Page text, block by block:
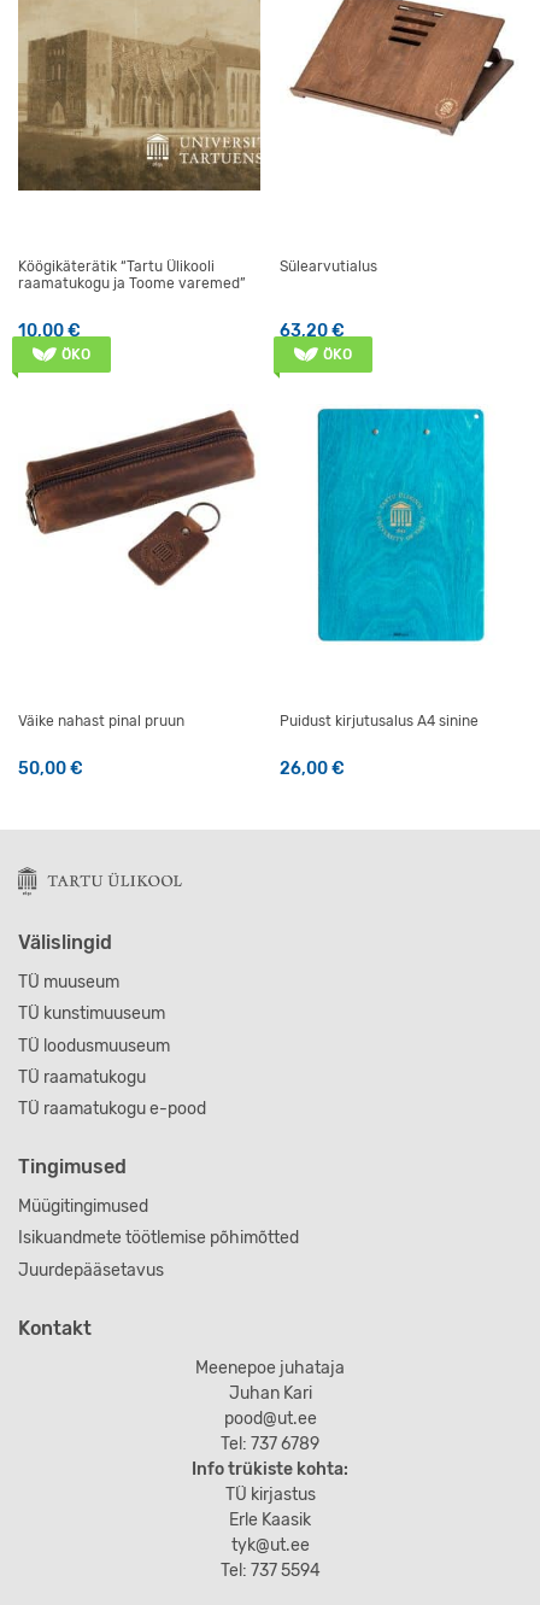
Köögikäterätik “Tartu Ülikooli
raamatukogu ja Toome varemed”
10,00€
Sülearvutialus
63,20€
ÖKO
Väike nahast pinal pruun
50,00€
ÖKO
Puidust kirjutusalus A4 sinine
26,00€
Välislingid
TÜ muuseum
TÜ kunstimuuseum
TÜ loodusmuuseum
TÜ raamatukogu
TÜ raamatukogu e-pood
Tingimused
Müügitingimused
Isikuandmete töötlemise põhimõtted
Juurdepääsetavus
Kontakt
Meenepoe juhataja
Juhan Kari
pood@ut.ee
Tel: 737 6789
Info trükiste kohta:
TÜ kirjastus
Erle Kaasik
tyk@ut.ee
Tel: 737 5594